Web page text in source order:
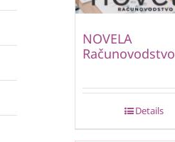
NOVELA
Računovodstvo
Details